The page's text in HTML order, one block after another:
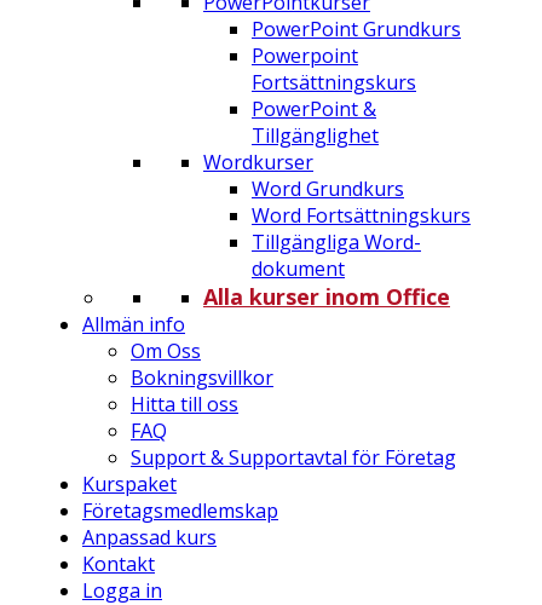
PowerPoint Grundkurs
Powerpoint
Fortsättningskurs
PowerPoint &
Tillgänglighet
Wordkurser
Word Grundkurs
Word Fortsättningskurs
Tillgängliga Word-
dokument
Alla kurser inom Office
Allmän info
Om Oss
Bokningsvillkor
Hitta till oss
FAQ
Support & Supportavtal för Företag
Kurspaket
Företagsmedlemskap
Anpassad kurs
Kontakt
Logga in